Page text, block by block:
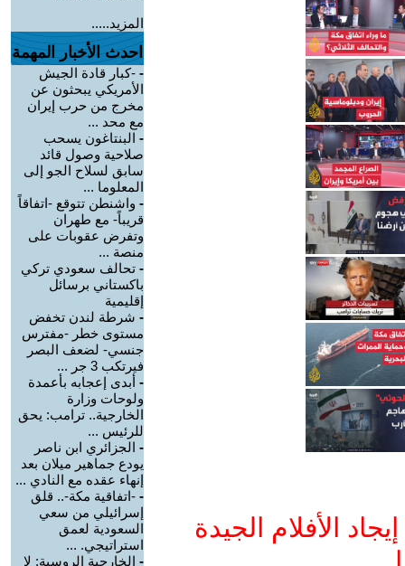
الأفلام الجيدة
المزيد.....
احدث الأخبار المهمة
- -كبار قادة الجيش
الأمريكي يبحثون عن
مخرج من حرب إيران
مع محد ...
- البنتاغون يسحب
صلاحية وصول قائد
سابق لسلاح الجو إلى
المعلوما ...
- واشنطن تتوقع -اتفاقاً
قريباً- مع طهران
وتفرض عقوبات على
منصة ...
- تحالف سعودي تركي
باكستاني برسائل
إقليمية
- شرطة لندن تخفض
مستوى خطر -مفترس
جنسي- لضعف البصر
فيرتكب 3 جر ...
- أبدى إعجابه بأعمدة
ولوحات وزارة
الخارجية.. ترامب: يحق
للرئيس ...
- الجزائري ابن ناصر
يودع جماهير ميلان بعد
إنهاء عقده مع النادي ...
- -اتفاقية مكة-.. قلق
إسرائيلي من سعي
السعودية لعمق
استراتيجي. ...
- الخارجية الروسية: لا